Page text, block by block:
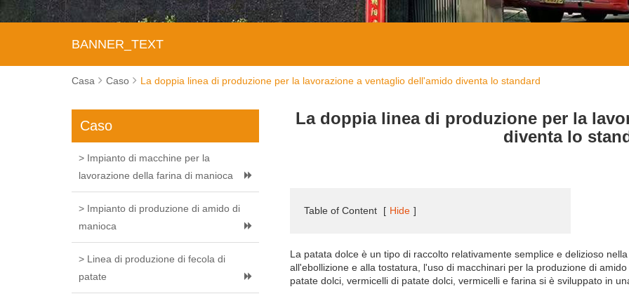
BANNER_TEXT
Casa Caso La doppia linea di produzione per la lavorazione a ventaglio dell'amido diventa lo standard
Caso
> Impianto di macchine per la
lavorazione della farina di manioca
> Impianto di produzione di amido di
manioca
> Linea di produzione di fecola di
patate
La doppia linea di produzione per la
diventa lo
Table of Content [ Hide ]
La patata dolce è un tipo di raccolto relativamente semplice e delizioso
all'ebollizione e alla tostatura, l'uso di macchinari per la produzione di
patate dolci, vermicelli di patate dolci, vermicelli e farina si è sviluppato in